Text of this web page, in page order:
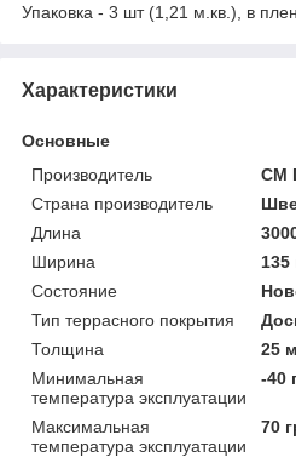
Упаковка - 3 шт (1,21 м.кв.), в
Характеристики
Основные
Производитель
CM
Страна производитель
Длина
Ширина
Состояние
Тип террасного покрытия
Толщина
25
Минимальная
температура эксплуатации
-40
Максимальная
температура эксплуатации
70